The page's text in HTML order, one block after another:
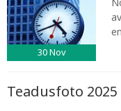
30Nov
Teadusfoto 2025